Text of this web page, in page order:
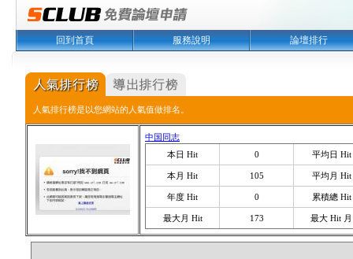
回到首頁 服務說明 論壇排行
人氣排行榜是以您網站的人氣值做排名。
中国同志
本日 Hit
0 平均日 Hit
本月 Hit 105 平均月 Hit
年度 Hit 0 累積總 Hit
最大月 Hit 173 最大 Hit 月